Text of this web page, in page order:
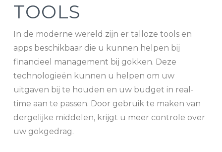
TOOLS
In de moderne wereld zijn er talloze tools en
apps beschikbaar die u kunnen helpen bij
financieel management bij gokken. Deze
technologieën kunnen u helpen om uw
uitgaven bij te houden en uw budget in real-
time aan te passen. Door gebruik te maken van
dergelijke middelen, krijgt u meer controle over
uw gokgedrag.